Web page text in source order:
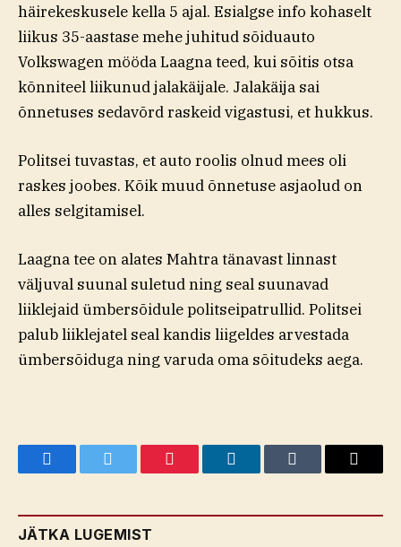
häirekeskusele kella 5 ajal. Esialgse info kohaselt
liikus 35-aastase mehe juhitud sõiduauto
Volkswagen mööda Laagna teed, kui sõitis otsa
kõnniteel liikunud jalakäijale. Jalakäija sai
õnnetuses sedavõrd raskeid vigastusi, et hukkus.
Politsei tuvastas, et auto roolis olnud mees oli
raskes joobes. Kõik muud õnnetuse asjaolud on
alles selgitamisel.
Laagna tee on alates Mahtra tänavast linnast
väljuval suunal suletud ning seal suunavad
liiklejaid ümbersõidule politseipatrullid. Politsei
palub liiklejatel seal kandis liigeldes arvestada
ümbersõiduga ning varuda oma sõitudeks aega.
FacebookTwitter Pinterest LinkedInTumblr Email
JÄTKA LUGEMIST